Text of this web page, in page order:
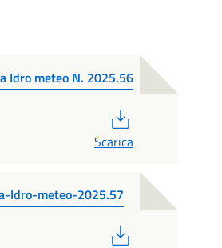
Idro meteo N. 2025.56
Scarica
Idro-meteo-2025.57